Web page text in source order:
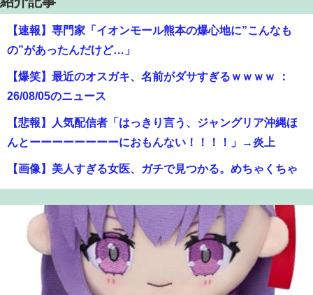
【速報】専門家「イオンモール熊本の爆心地に”こんなも
の”があったんだけど…」
【爆笑】最近のオスガキ、名前がダサすぎるｗｗｗｗ ：
26/08/05のニュース
【悲報】人気配信者「はっきり言う、ジャングリア沖縄ほ
んとーーーーーーーーにおもんない！！！！」→炎上
【画像】美人すぎる女医、ガチで見つかる。めちゃくちゃ
いいべｗｗｗｗ ：26/08/04のニュース
【悲報】風俗嬢やってる女の末路ｗｗｗｗｗｗｗｗｗｗｗ
【朗報】アマガミの棚町薫さん、最新絵でめっちゃ可愛く
なる：26/08/03のニュース
【警告】社会人「スムージーにキウイ皮ごと入れよ。これ